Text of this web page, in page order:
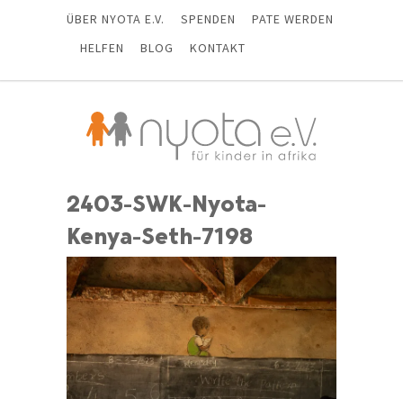
ÜBER NYOTA E.V. SPENDEN
PATE WERDEN
HELFEN
BLOG KONTAKT
2403-SWK-Nyota-
Kenya-Seth-7198